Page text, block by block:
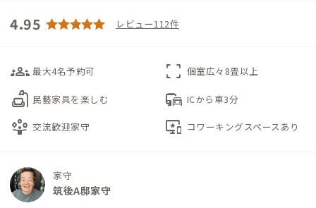
4.95 レビュー112件
groups_3 最大4名予約可 fullscreen 個室広々8畳以上
scene 民藝家具を楽しむ commute ICから車3分
person_play 交流歓迎家守 important_devices コワーキングスペースあり
家守
筑後A邸家守